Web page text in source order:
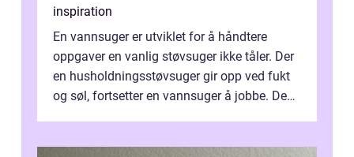
inspiration
En vannsuger er utviklet for å håndtere
oppgaver en vanlig støvsuger ikke tåler. Der
en husholdningsstøvsuger gir opp ved fukt
og søl, fortsetter en vannsuger å jobbe. Den